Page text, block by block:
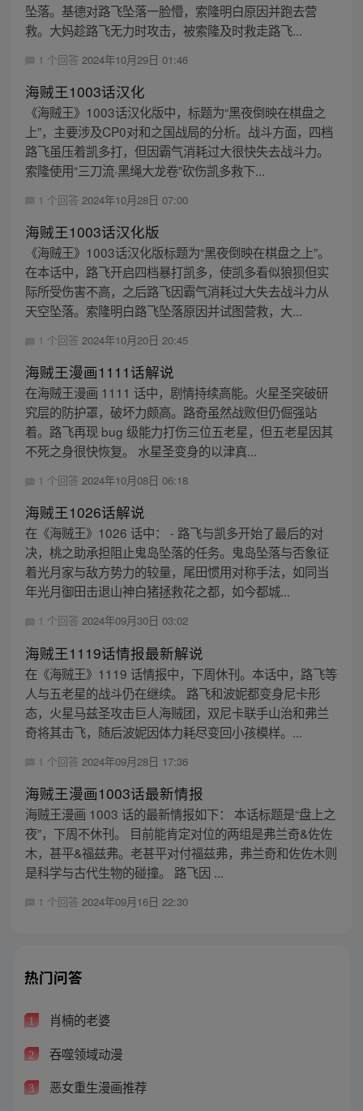
坠落。基德对路飞坠落一脸懵，索隆明白原因并跑去营
救。大妈趁路飞无力时攻击，被索隆及时救走路飞...
1 个回答 2024年10月29日 01:46
海贼王1003话汉化
《海贼王》1003话汉化版中，标题为“黑夜倒映在棋盘之
上”，主要涉及CP0对和之国战局的分析。战斗方面，四档
路飞虽压着凯多打，但因霸气消耗过大很快失去战斗力。
索隆使用“三刀流·黑绳大龙卷”砍伤凯多救下...
1 个回答 2024年10月28日 07:00
海贼王1003话汉化版
《海贼王》1003话汉化版标题为“黑夜倒映在棋盘之上”。
在本话中，路飞开启四档暴打凯多，使凯多看似狼狈但实
际所受伤害不高，之后路飞因霸气消耗过大失去战斗力从
天空坠落。索隆明白路飞坠落原因并试图营救，大...
1 个回答 2024年10月20日 20:45
海贼王漫画1111话解说
在海贼王漫画 1111 话中，剧情持续高能。火星圣突破研
究层的防护罩，破坏力颇高。路奇虽然战败但仍倔强站
着。路飞再现 bug 级能力打伤三位五老星，但五老星因其
不死之身很快恢复。 水星圣变身的以津真...
1 个回答 2024年10月08日 06:18
海贼王1026话解说
在《海贼王》1026 话中： - 路飞与凯多开始了最后的对
决，桃之助承担阻止鬼岛坠落的任务。鬼岛坠落与否象征
着光月家与敌方势力的较量，尾田惯用对称手法，如同当
年光月御田击退山神白猪拯救花之都，如今都城...
1 个回答 2024年09月30日 03:02
海贼王1119话情报最新解说
在《海贼王》1119 话情报中，下周休刊。本话中，路飞等
人与五老星的战斗仍在继续。 路飞和波妮都变身尼卡形
态，火星马兹圣攻击巨人海贼团，双尼卡联手山治和弗兰
奇将其击飞，随后波妮因体力耗尽变回小孩模样。...
1 个回答 2024年09月28日 17:36
海贼王漫画1003话最新情报
海贼王漫画 1003 话的最新情报如下： 本话标题是“盘上之
夜”，下周不休刊。 目前能肯定对位的两组是弗兰奇&佐佐
木，甚平&福兹弗。老甚平对付福兹弗，弗兰奇和佐佐木则
是科学与古代生物的碰撞。 路飞因 ...
1 个回答 2024年09月16日 22:30
热门问答
1 肖楠的老婆
2 吞噬领域动漫
3 恶女重生漫画推荐